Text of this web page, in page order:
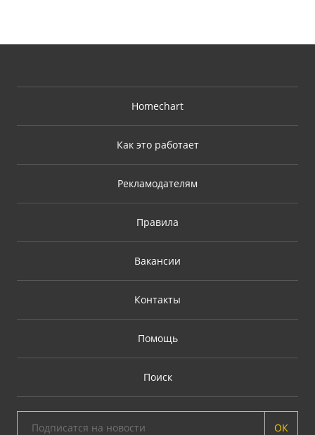
Homechart
Как это работает
Рекламодателям
Правила
Вакансии
Контакты
Помощь
Поиск
ОК